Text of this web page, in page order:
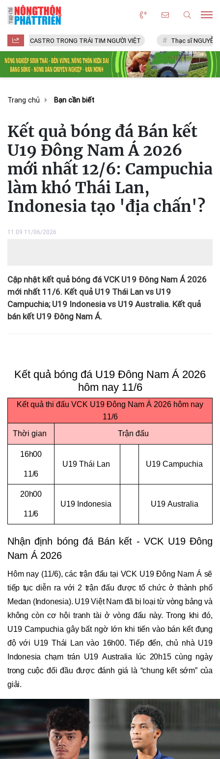
TRONG TRÁI TIM NGƯỜI VIỆT Thạc sĩ NGUYỄN VĂN CHÍ
Trang chủ Bạn cần biết
Kết quả bóng đá Bán kết
U19 Đông Nam Á 2026
mới nhất 12/6: Campuchia
làm khó Thái Lan,
Indonesia tạo 'địa chấn'?
11:09 11/06/2026
Cập nhật kết quả bóng đá VCK U19 Đông Nam Á 2026
mới nhất 11/6. Kết quả U19 Thái Lan vs U19
Campuchia; U19 Indonesia vs U19 Australia. Kết quả
bán kết U19 Đông Nam Á.
Kết quả bóng đá U19 Đông Nam Á 2026
hôm nay 11/6
Kết quả thi đấu VCK U19 Đông Nam Á 2026 hôm nay
11/6
Thời gian
Trận đấu
16h00
11/6
U19 Thái Lan U19 Campuchia
20h00
11/6
U19 Indonesia U19 Australia
Nhận định bóng đá Bán kết - VCK U19 Đông
Nam Á 2026
Hôm nay (11/6), các trận đấu tại VCK U19 Đông Nam Á sẽ
tiếp tục diễn ra với 2 trận đấu được tổ chức ở thành phố
Medan (Indonesia). U19 Việt Nam đã bị loại từ vòng bảng và
không còn cơ hội tranh tài ở vòng đấu này. Trong khi đó,
U19 Campuchia gây bất ngờ lớn khi tiến vào bán kết đụng
độ với U19 Thái Lan vào 16h00. Tiếp đến, chủ nhà U19
Indonesia chạm trán U19 Australia lúc 20h15 cùng ngày
trong cuộc đối đầu được đánh giá là “chung kết sớm” của
giải.